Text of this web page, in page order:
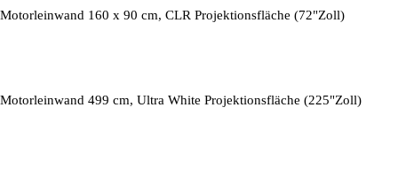
Motorleinwand 160 x 90 cm, CLR Projektionsfläche (72"Zoll)
Motorleinwand 499 cm, Ultra White Projektionsfläche (225"Zoll)